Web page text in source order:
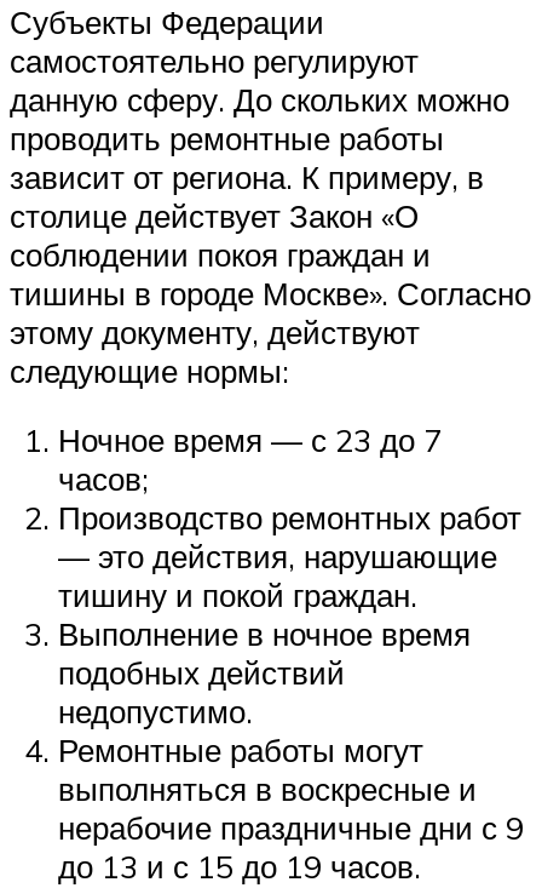
Субъекты Федерации
самостоятельно регулируют
данную сферу. До скольких можно
проводить ремонтные работы
зависит от региона. К примеру, в
столице действует Закон «О
соблюдении покоя граждан и
тишины в городе Москве». Согласно
этому документу, действуют
следующие нормы:
Ночное время — с 23 до 7
часов;
Производство ремонтных работ
— это действия, нарушающие
тишину и покой граждан.
Выполнение в ночное время
подобных действий
недопустимо.
Ремонтные работы могут
выполняться в воскресные и
нерабочие праздничные дни с 9
до 13 и с 15 до 19 часов.